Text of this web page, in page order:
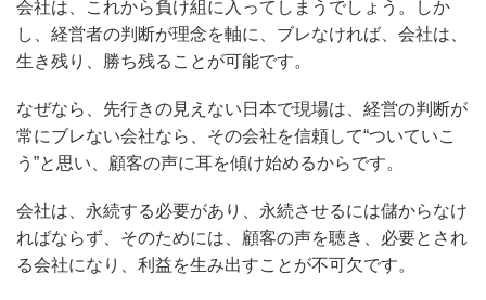
会社は、これから負け組に入ってしまうでしょう。しか
し、経営者の判断が理念を軸に、ブレなければ、会社は、
生き残り、勝ち残ることが可能です。
なぜなら、先行きの見えない日本で現場は、経営の判断が
常にブレない会社なら、その会社を信頼して“ついていこ
う”と思い、顧客の声に耳を傾け始めるからです。
会社は、永続する必要があり、永続させるには儲からなけ
ればならず、そのためには、顧客の声を聴き、必要とされ
る会社になり、利益を生み出すことが不可欠です。